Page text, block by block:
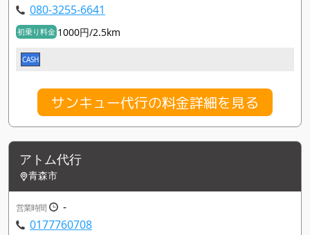
080-3255-6641
初乗り料金 1000円/2.5km
CASH
サンキュー代行の料金詳細を見る
アトム代行
青森市
営業時間
-
0177760708